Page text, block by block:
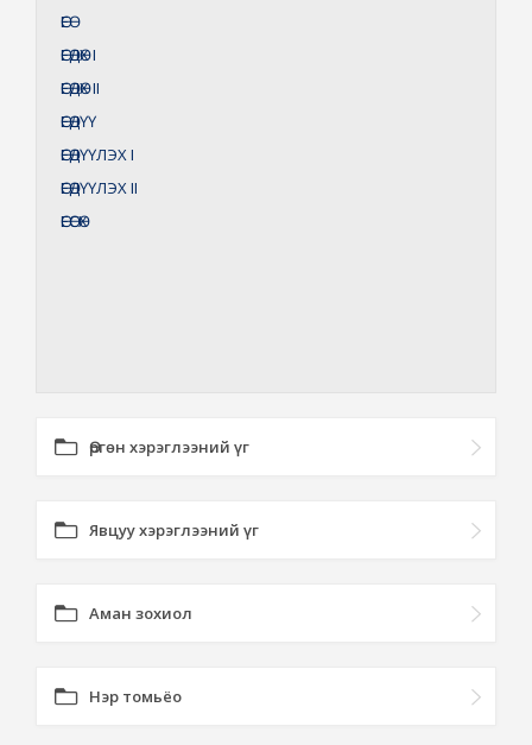
ӨЕӨ
ӨЕӨДӨХI
ӨЕӨДӨХII
ӨЕӨДҮҮ
ӨЕӨДҮҮЛЭХI
ӨЕӨДҮҮЛЭХII
ӨЕӨСӨХ
Өргөн хэрэглээний үг
Явцуу хэрэглээний үг
Аман зохиол
Нэр томьёо